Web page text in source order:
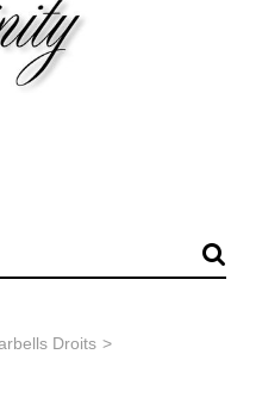
Droits >